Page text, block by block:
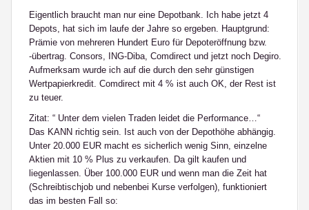
Eigentlich braucht man nur eine Depotbank. Ich habe jetzt 4
Depots, hat sich im laufe der Jahre so ergeben. Hauptgrund:
Prämie von mehreren Hundert Euro für Depoteröffnung bzw.
-übertrag. Consors, ING-Diba, Comdirect und jetzt noch Degiro.
Aufmerksam wurde ich auf die durch den sehr günstigen
Wertpapierkredit. Comdirect mit 4 % ist auch OK, der Rest ist
zu teuer.
Zitat: “ Unter dem vielen Traden leidet die Performance…“
Das KANN richtig sein. Ist auch von der Depothöhe abhängig.
Unter 20.000 EUR macht es sicherlich wenig Sinn, einzelne
Aktien mit 10 % Plus zu verkaufen. Da gilt kaufen und
liegenlassen. Über 100.000 EUR und wenn man die Zeit hat
(Schreibtischjob und nebenbei Kurse verfolgen), funktioniert
das im besten Fall so: